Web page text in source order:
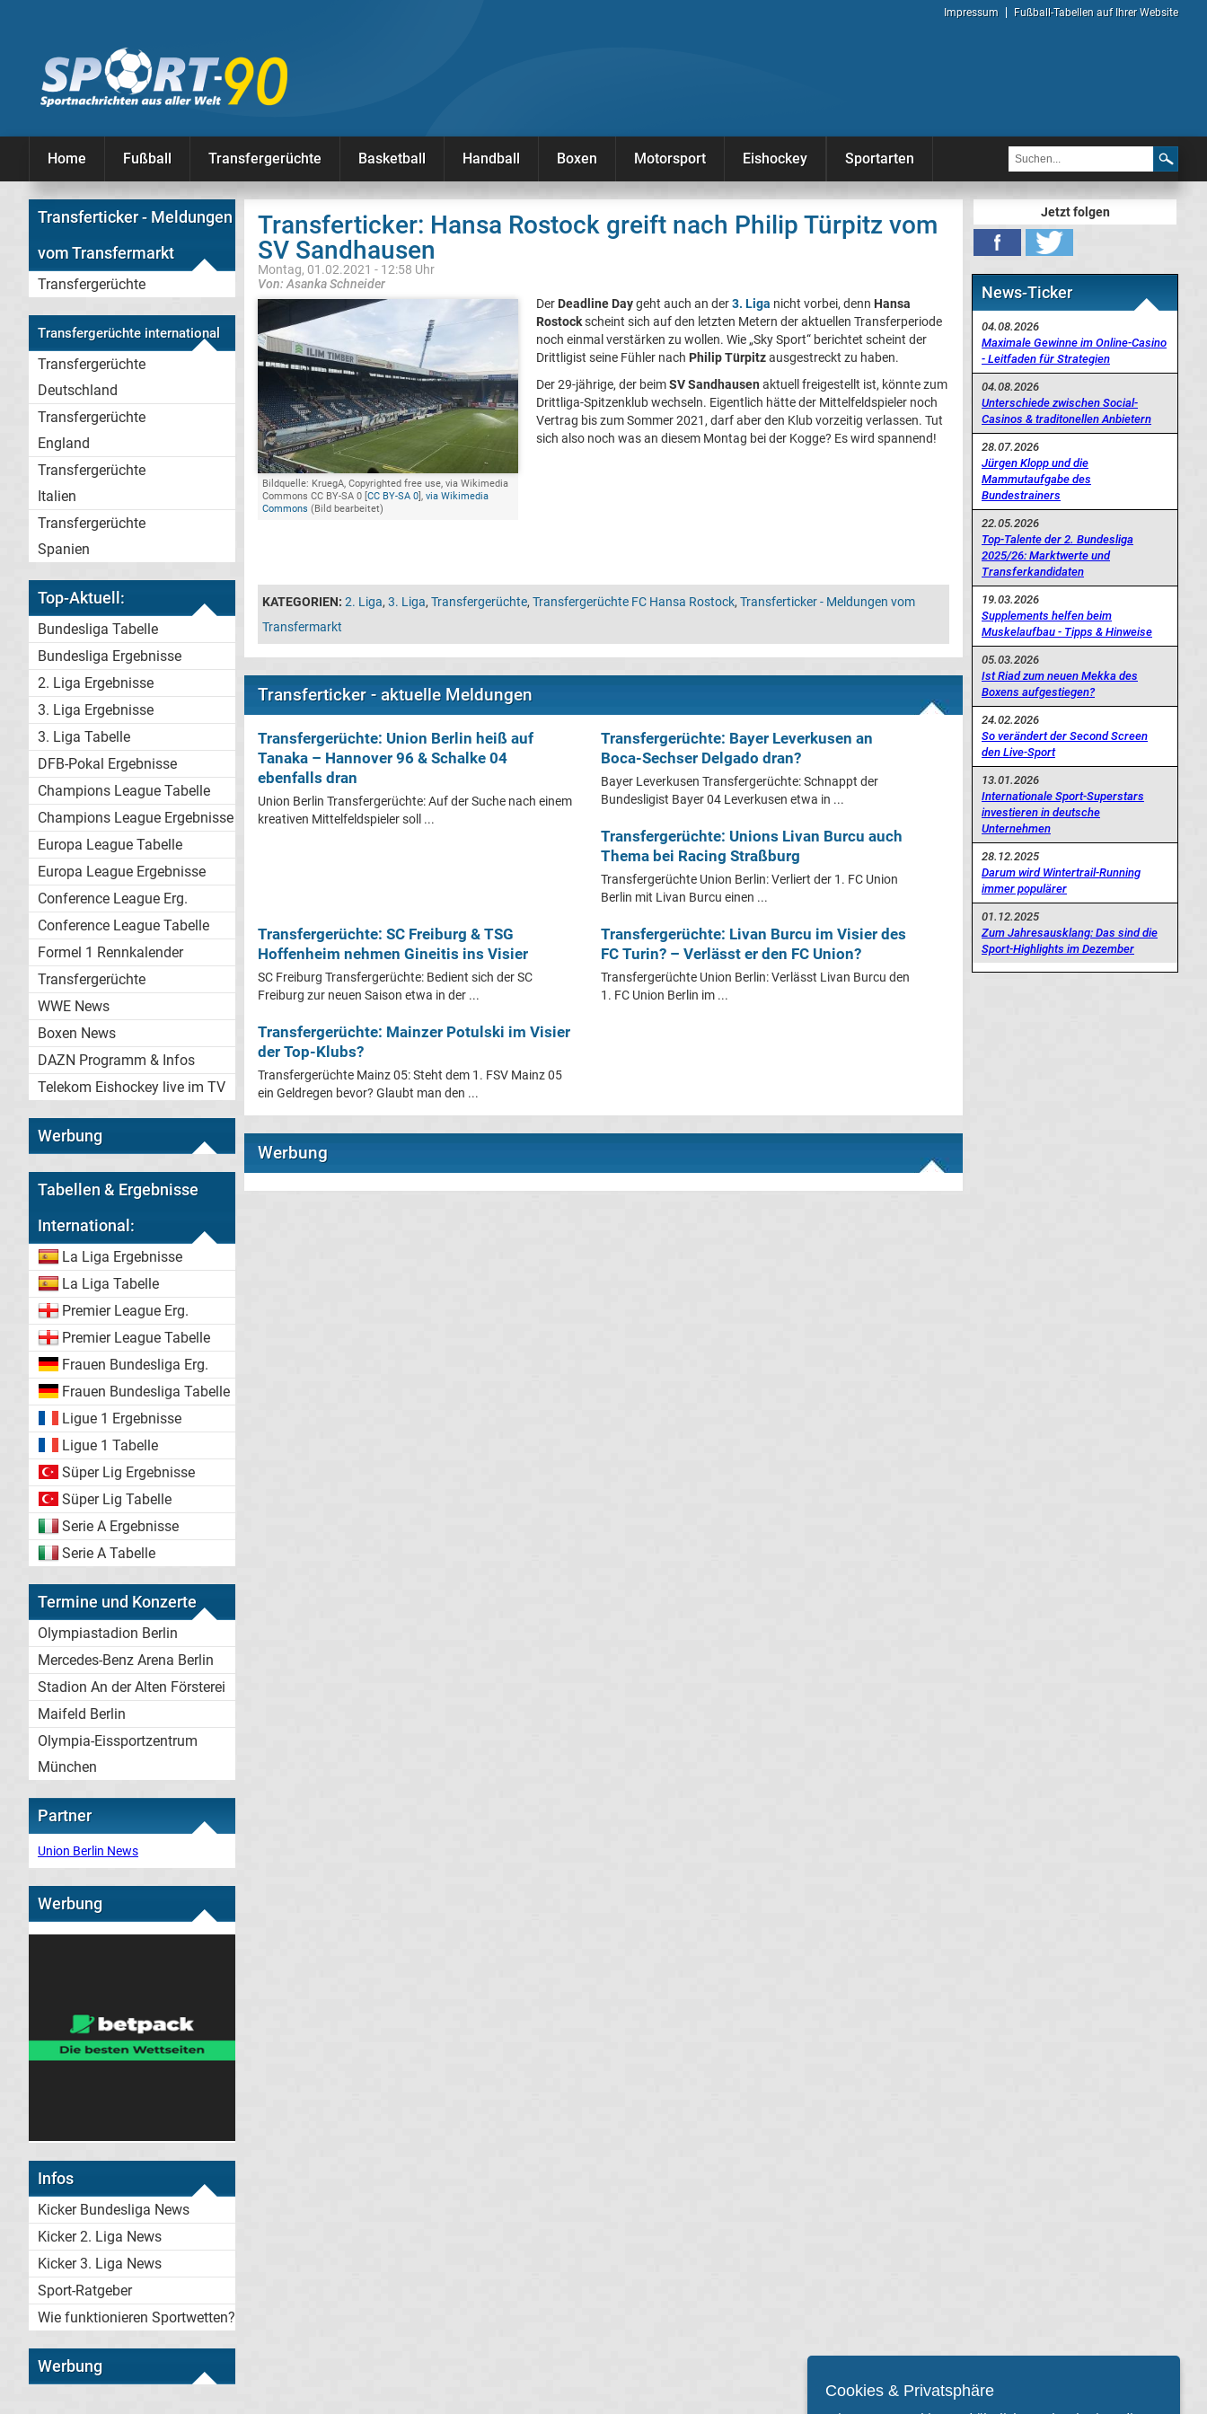
Impressum Fußball-Tabellen auf Ihrer Website
Home Fußball Transfergerüchte Basketball Handball Boxen Motorsport Eishockey Sportarten
Transferticker - Meldungen
vom Transfermarkt
Transfergerüchte
Transfergerüchte international
Transfergerüchte
Deutschland
Transfergerüchte
England
Transfergerüchte
Italien
Transfergerüchte
Spanien
Top-Aktuell:
Bundesliga Tabelle
Bundesliga Ergebnisse
2. Liga Ergebnisse
3. Liga Ergebnisse
3. Liga Tabelle
DFB-Pokal Ergebnisse
Champions League Tabelle
Champions League Ergebnisse
Europa League Tabelle
Europa League Ergebnisse
Conference League Erg.
Conference League Tabelle
Formel 1 Rennkalender
Transfergerüchte
WWE News
Boxen News
DAZN Programm & Infos
Telekom Eishockey live im TV
Werbung
Tabellen & Ergebnisse
International:
La Liga Ergebnisse
La Liga Tabelle
Premier League Erg.
Premier League Tabelle
Frauen Bundesliga Erg.
Frauen Bundesliga Tabelle
Ligue 1 Ergebnisse
Ligue 1 Tabelle
Süper Lig Ergebnisse
Süper Lig Tabelle
Serie A Ergebnisse
Serie A Tabelle
Termine und Konzerte
Olympiastadion Berlin
Mercedes-Benz Arena Berlin
Stadion An der Alten Försterei
Maifeld Berlin
Olympia-Eissportzentrum
München
Partner
Union Berlin News
Werbung
Infos
Kicker Bundesliga News
Kicker 2. Liga News
Kicker 3. Liga News
Sport-Ratgeber
Wie funktionieren Sportwetten?
Werbung
Transferticker: Hansa Rostock greift nach Philip Türpitz vom
SV Sandhausen
Montag, 01.02.2021 - 12:58 Uhr
Von: Asanka Schneider
Bildquelle: KruegA, Copyrighted free use, via Wikimedia
Commons CC BY-SA 0 [CC BY-SA 0], via Wikimedia
Commons (Bild bearbeitet)
Der Deadline Daygeht auch an der3. Liga nicht vorbei, denn Hansa
Rostockscheint sich auf den letzten Metern der aktuellen Transferperiode
noch einmal verstärken zu wollen. Wie „Sky Sport“ berichtet scheint der
Drittligist seine Fühler nach Philip Türpitzausgestreckt zu haben.
Der 29-jährige, der beimSV Sandhausen aktuell freigestellt ist, könnte zum
Drittliga-Spitzenklub wechseln. Eigentlich hätte der Mittelfeldspieler noch
Vertrag bis zum Sommer 2021, darf aber den Klub vorzeitig verlassen. Tut
sich also noch was an diesem Montag bei der Kogge? Es wird spannend!
KATEGORIEN: 2. Liga, 3. Liga, Transfergerüchte, Transfergerüchte FC Hansa Rostock, Transferticker - Meldungen vom
Transfermarkt
Transferticker - aktuelle Meldungen
Transfergerüchte: Union Berlin heiß auf
Tanaka – Hannover 96 & Schalke 04
ebenfalls dran
Union Berlin Transfergerüchte: Auf der Suche nach einem
kreativen Mittelfeldspieler soll ...
Transfergerüchte: Bayer Leverkusen an
Boca-Sechser Delgado dran?
Bayer Leverkusen Transfergerüchte: Schnappt der
Bundesligist Bayer 04 Leverkusen etwa in ...
Transfergerüchte: Unions Livan Burcu auch
Thema bei Racing Straßburg
Transfergerüchte Union Berlin: Verliert der 1. FC Union
Berlin mit Livan Burcu einen ...
Transfergerüchte: SC Freiburg & TSG
Hoffenheim nehmen Gineitis ins Visier
SC Freiburg Transfergerüchte: Bedient sich der SC
Freiburg zur neuen Saison etwa in der ...
Transfergerüchte: Livan Burcu im Visier des
FC Turin? – Verlässt er den FC Union?
Transfergerüchte Union Berlin: Verlässt Livan Burcu den
1. FC Union Berlin im ...
Transfergerüchte: Mainzer Potulski im Visier
der Top-Klubs?
Transfergerüchte Mainz 05: Steht dem 1. FSV Mainz 05
ein Geldregen bevor? Glaubt man den ...
Werbung
Jetzt folgen
News-Ticker
04.08.2026
Maximale Gewinne im Online-Casino
- Leitfaden für Strategien
04.08.2026
Unterschiede zwischen Social-
Casinos & traditonellen Anbietern
28.07.2026
Jürgen Klopp und die
Mammutaufgabe des
Bundestrainers
22.05.2026
Top-Talente der 2. Bundesliga
2025/26: Marktwerte und
Transferkandidaten
19.03.2026
Supplements helfen beim
Muskelaufbau - Tipps & Hinweise
05.03.2026
Ist Riad zum neuen Mekka des
Boxens aufgestiegen?
24.02.2026
So verändert der Second Screen
den Live-Sport
13.01.2026
Internationale Sport-Superstars
investieren in deutsche
Unternehmen
28.12.2025
Darum wird Wintertrail-Running
immer populärer
01.12.2025
Zum Jahresausklang: Das sind die
Sport-Highlights im Dezember
Cookies & Privatsphäre